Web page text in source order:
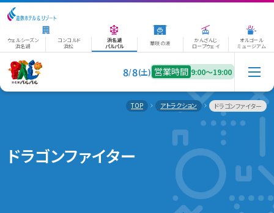
ウェルシーズン
浜名湖
コンコルド
浜松
浜名湖
パルパル
華咲の湯
かんざんじ
ロープウェイ
オルゴール
ミュージアム
8/8(土) 営業時間 9:00〜19:00
TOP アトラクション ドラゴンファイター
ドラゴンファイター